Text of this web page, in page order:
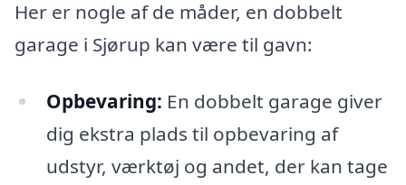
Her er nogle af de måder, en dobbelt
garage i Sjørup kan være til gavn:
Opbevaring: En dobbelt garage giver
dig ekstra plads til opbevaring af
udstyr, værktøj og andet, der kan tage